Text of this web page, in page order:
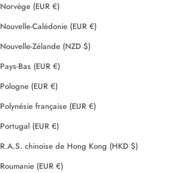
Norvège (EUR €)
Nouvelle-Calédonie (EUR €)
Nouvelle-Zélande (NZD $)
Pays-Bas (EUR €)
Pologne (EUR €)
Polynésie française (EUR €)
Portugal (EUR €)
R.A.S. chinoise de Hong Kong (HKD $)
Roumanie (EUR €)